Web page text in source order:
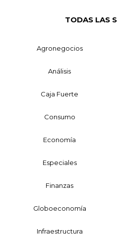
TODAS LAS
Agronegocios
Análisis
Caja Fuerte
Consumo
Economía
Especiales
Finanzas
Globoeconomía
Infraestructura